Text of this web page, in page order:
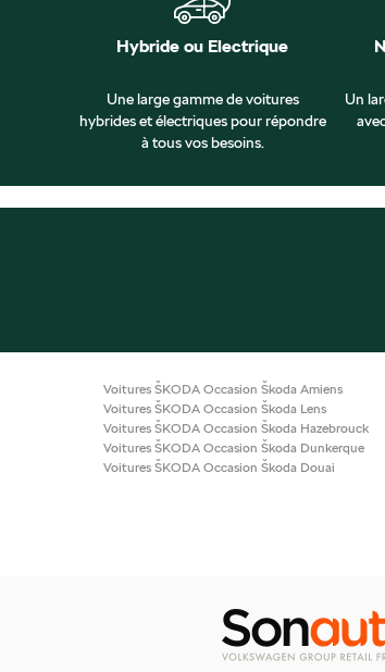
Hybride ou Electrique
Une large gamme de voitures
hybrides et électriques pour répondre
à tous vos besoins.
Un
Voitures ŠKODA Occasion Škoda Amiens
Voitures ŠKODA Occasion Škoda Lens
Voitures ŠKODA Occasion Škoda Hazebrouck
Voitures ŠKODA Occasion Škoda Dunkerque
Voitures ŠKODA Occasion Škoda Douai